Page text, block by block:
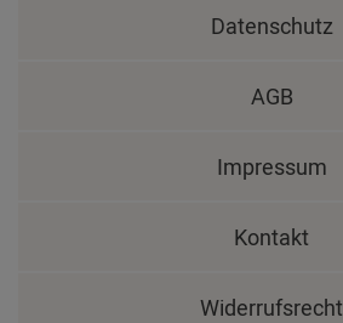
Datenschutz
AGB
Impressum
Kontakt
Widerrufsrecht